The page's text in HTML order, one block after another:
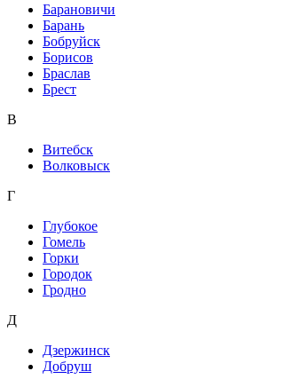
Барановичи
Барань
Бобруйск
Борисов
Браслав
Брест
В
Витебск
Волковыск
Г
Глубокое
Гомель
Горки
Городок
Гродно
Д
Дзержинск
Добруш